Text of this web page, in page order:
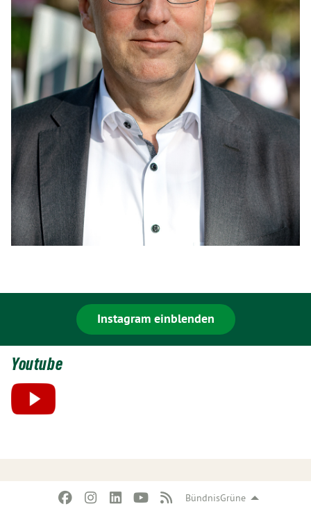
BündnisGrüne
Instagram einblenden
Youtube